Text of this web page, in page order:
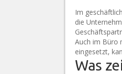
Im
die
Auch im Büro
eingesetzt,
Was